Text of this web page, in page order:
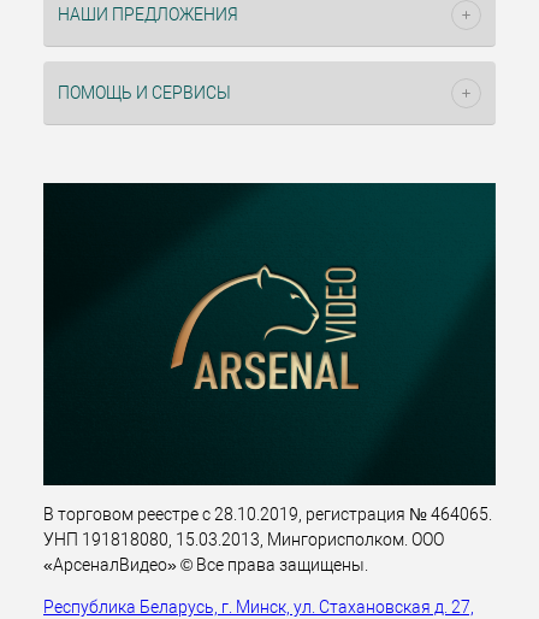
НАШИ ПРЕДЛОЖЕНИЯ
ПОМОЩЬ И СЕРВИСЫ
В торговом реестре с 28.10.2019, регистрация № 464065.
УНП 191818080, 15.03.2013, Мингорисполком. ООО
«АрсеналВидео» © Все права защищены.
Республика Беларусь, г. Минск, ул. Стахановская д. 27,